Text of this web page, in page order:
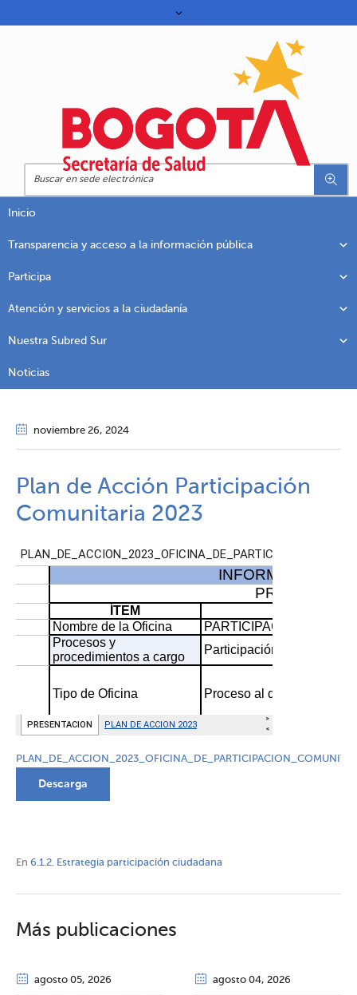
Inicio
Transparencia y acceso a la información pública
Participa
Atención y servicios a la ciudadanía
Nuestra Subred Sur
Noticias
noviembre 26, 2024
Plan de Acción Participación
Comunitaria 2023
Descarga
En 6.1.2. Estrategia participación ciudadana
Más publicaciones
agosto 05, 2026 agosto 04, 2026